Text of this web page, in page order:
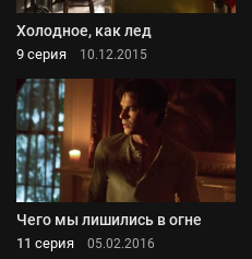
Холодное, как лед
9 серия 10.12.2015
Чего мы лишились в огне
11 серия 05.02.2016